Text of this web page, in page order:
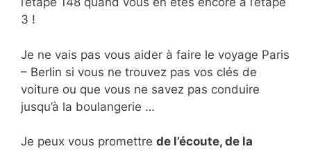
3 !
Je ne vais pas vous aider à faire le voyage Paris
– Berlin si vous ne trouvez pas vos clés de
voiture ou que vous ne savez pas conduire
jusqu’à la boulangerie …
Je peux vous promettre de l’écoute, de la